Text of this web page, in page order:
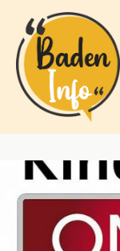
Inhalt
springen